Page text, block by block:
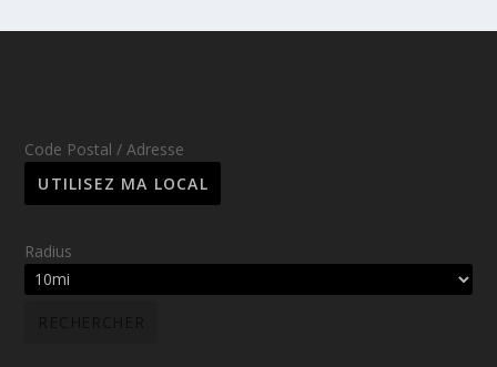
Code Postal / Adresse
Radius